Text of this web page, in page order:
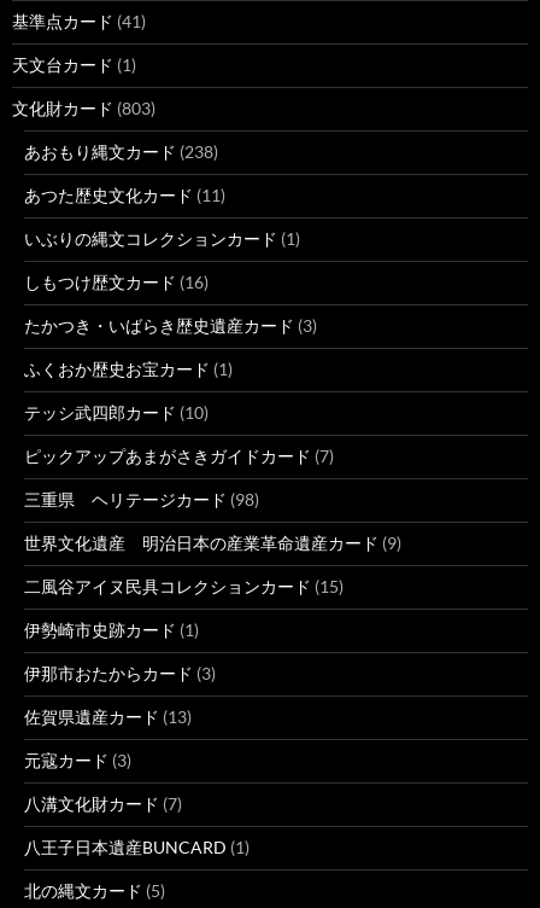
基準点カード (41)
天文台カード (1)
文化財カード (803)
あおもり縄文カード (238)
あつた歴史文化カード (11)
いぶりの縄文コレクションカード (1)
しもつけ歴文カード (16)
たかつき・いばらき歴史遺産カード (3)
ふくおか歴史お宝カード (1)
テッシ武四郎カード (10)
ピックアップあまがさきガイドカード (7)
三重県 ヘリテージカード (98)
世界文化遺産 明治日本の産業革命遺産カード (9)
二風谷アイヌ民具コレクションカード (15)
伊勢崎市史跡カード (1)
伊那市おたからカード (3)
佐賀県遺産カード (13)
元寇カード (3)
八溝文化財カード (7)
八王子日本遺産BUNCARD (1)
北の縄文カード (5)